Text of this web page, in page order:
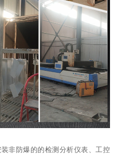
非防爆的的检测分析仪表、工控